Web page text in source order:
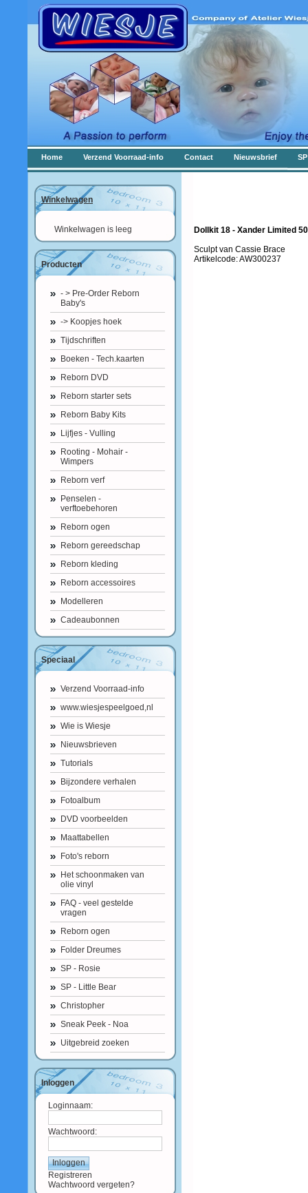
Home Verzend Voorraad-info Contact Nieuwsbrief
Winkelwagen
Winkelwagen is leeg
Producten
- > Pre-Order Reborn
Baby's
-> Koopjes hoek
Tijdschriften
Boeken - Tech.kaarten
Reborn DVD
Reborn starter sets
Reborn Baby Kits
Lijfjes - Vulling
Rooting - Mohair -
Wimpers
Reborn verf
Penselen -
verftoebehoren
Reborn ogen
Reborn gereedschap
Reborn kleding
Reborn accessoires
Modelleren
Cadeaubonnen
Speciaal
Verzend Voorraad-info
www.wiesjespeelgoed,nl
Wie is Wiesje
Nieuwsbrieven
Tutorials
Bijzondere verhalen
Fotoalbum
DVD voorbeelden
Maattabellen
Foto's reborn
Het schoonmaken van
olie vinyl
FAQ - veel gestelde
vragen
Reborn ogen
Folder Dreumes
SP - Rosie
SP - Little Bear
Christopher
Sneak Peek - Noa
Uitgebreid zoeken
Inloggen
Loginnaam:
Wachtwoord:
Registreren
Wachtwoord vergeten?
Dollkit 18 - Xander Limited
Sculpt van Cassie Brace
Artikelcode: AW300237